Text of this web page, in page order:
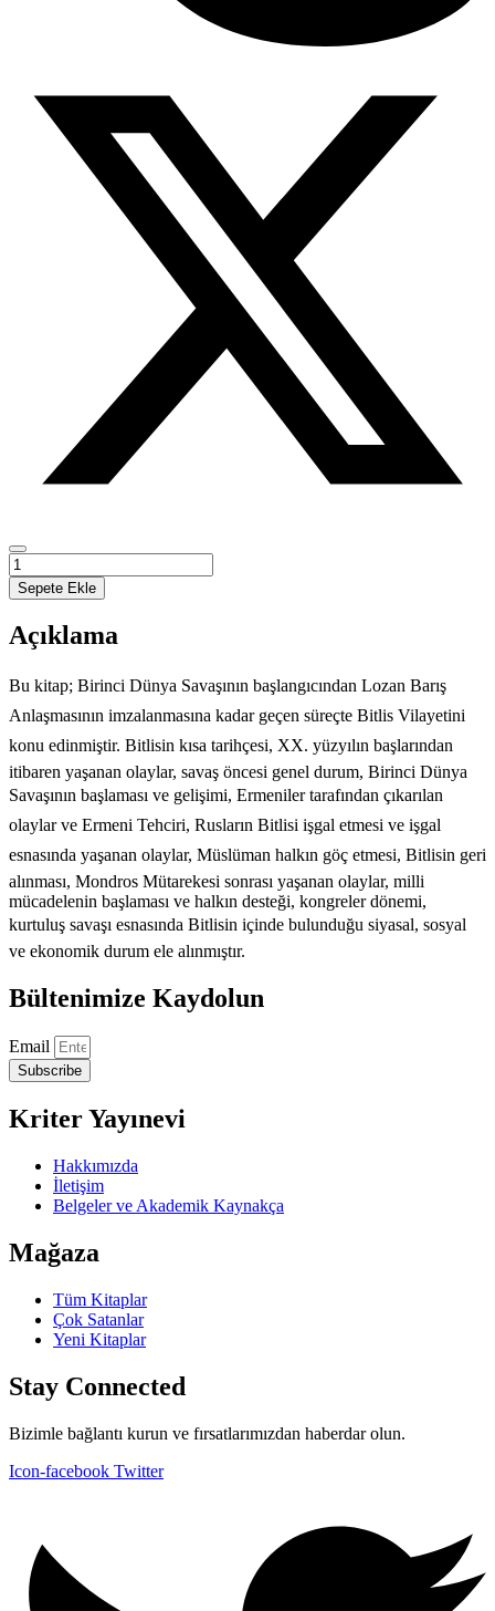
MİLLİ
MÜCADELE
DÖNEMİNDE
BİTLİS
adet
Sepete Ekle
Açıklama
Bu kitap; Birinci Dünya Savaşının başlangıcından Lozan Barış
Anlaşmasının imzalanmasına kadar geçen süreçte Bitlis Vilayetini
konu edinmiştir. Bitlisin kısa tarihçesi, XX. yüzyılın başlarından
itibaren yaşanan olaylar, savaş öncesi genel durum, Birinci Dünya
Savaşının başlaması ve gelişimi, Ermeniler tarafından çıkarılan
olaylar ve Ermeni Tehciri, Rusların Bitlisi işgal etmesi ve işgal
esnasında yaşanan olaylar, Müslüman halkın göç etmesi, Bitlisin geri
alınması, Mondros Mütarekesi sonrası yaşanan olaylar, milli
mücadelenin başlaması ve halkın desteği, kongreler dönemi,
kurtuluş savaşı esnasında Bitlisin içinde bulunduğu siyasal, sosyal
ve ekonomik durum ele alınmıştır.
Bültenimize Kaydolun
Email
Subscribe
Kriter Yayınevi
Hakkımızda
İletişim
Belgeler ve Akademik Kaynakça
Mağaza
Tüm Kitaplar
Çok Satanlar
Yeni Kitaplar
Stay Connected
Bizimle bağlantı kurun ve fırsatlarımızdan haberdar olun.
Icon-facebook Twitter